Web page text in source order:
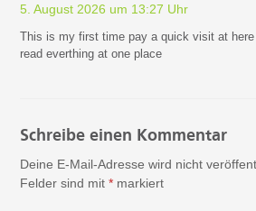
5. August 2026 um 13:27 Uhr
This is my first time pay a quick visit at
read everthing at one place
Schreibe einen Kommentar
Deine E-Mail-Adresse wird nicht
Felder sind mit* markiert